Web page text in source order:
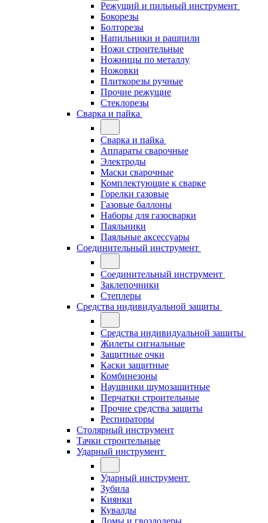
Режущий и пильный инструмент
Бокорезы
Болторезы
Напильники и рашпили
Ножи строительные
Ножницы по металлу
Ножовки
Плиткорезы ручные
Прочие режущие
Стеклорезы
Сварка и пайка
Сварка и пайка
Аппараты сварочные
Электроды
Маски сварочные
Комплектующие к сварке
Горелки газовые
Газовые баллоны
Наборы для газосварки
Паяльники
Паяльные аксессуары
Соединительный инструмент
Соединительный инструмент
Заклепочники
Степлеры
Средства индивидуальной защиты
Средства индивидуальной защиты
Жилеты сигнальные
Защитные очки
Каски защитные
Комбинезоны
Наушники шумозащитные
Перчатки строительные
Прочие средства защиты
Респираторы
Столярный инструмент
Тачки строительные
Ударный инструмент
Ударный инструмент
Зубила
Киянки
Кувалды
Ломы и гвоздодеры